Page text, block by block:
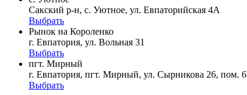
Сакский р-н, с. Уютное, ул. Евпаторийская 4А
Выбрать
Рынок на Короленко
г. Евпатория, ул. Вольная 31
Выбрать
пгт. Мирный
г. Евпатория, пгт. Мирный, ул. Сырникова 26, пом. 6
Выбрать